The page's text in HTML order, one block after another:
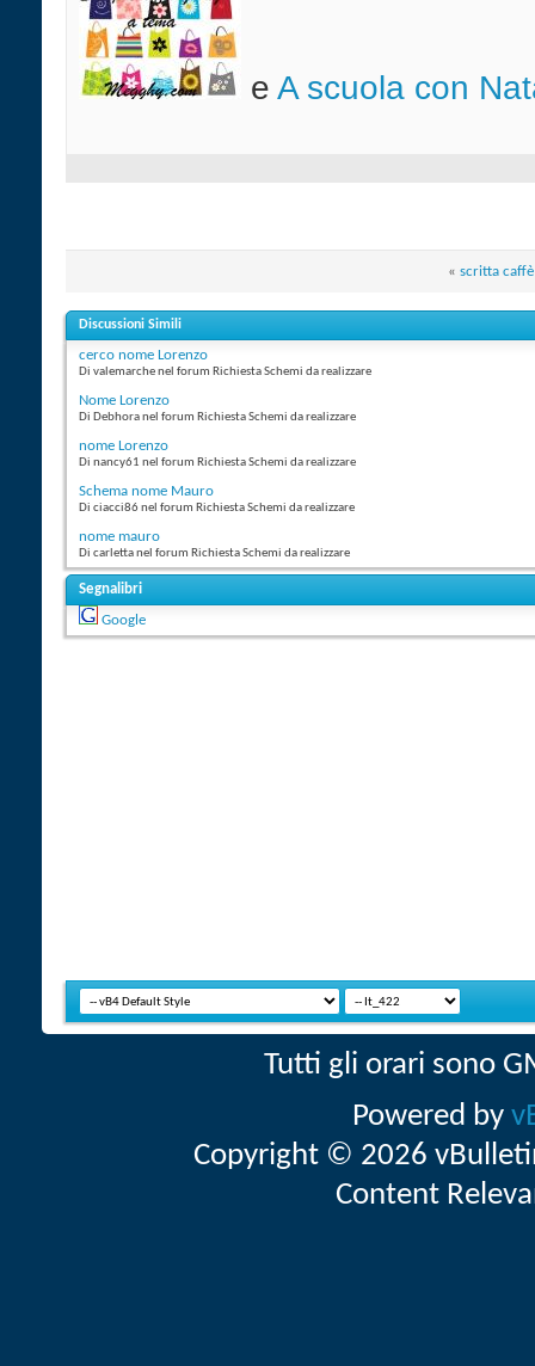
e A scuola con
« scritta caffè
Discussioni Simili
cerco nome Lorenzo
Di valemarche nel forum Richiesta Schemi da realizzare
Nome Lorenzo
Di Debhora nel forum Richiesta Schemi da realizzare
nome Lorenzo
Di nancy61 nel forum Richiesta Schemi da realizzare
Schema nome Mauro
Di ciacci86 nel forum Richiesta Schemi da realizzare
nome mauro
Di carletta nel forum Richiesta Schemi da realizzare
Segnalibri
Google
Tutti gli orari sono
Powered by
Copyright © 2026
Content